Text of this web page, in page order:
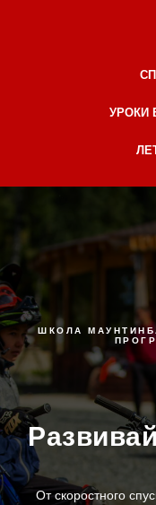
УРОКИ
ШКОЛА
От скоростного